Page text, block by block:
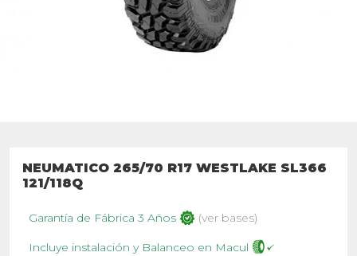
NEUMATICO 265/70 R17 WESTLAKE SL366
121/118Q
Garantía de Fábrica 3 Años (ver bases)
Incluye instalación y Balanceo en Macul